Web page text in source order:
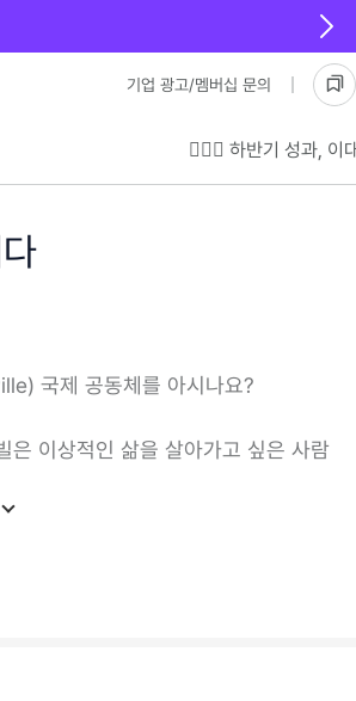
기업 광고/멤버십 문의
💁🏻‍♂️ 하반기 성과, 이
국제 공동체를 아시나요?
이상적인 삶을 살아가고 싶은 사람